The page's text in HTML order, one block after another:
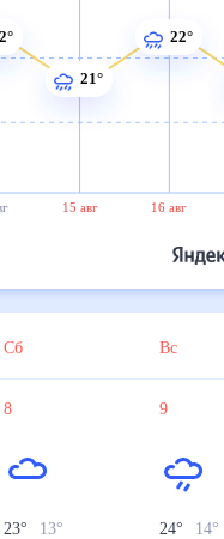
15 авг 16 авг
21°
22°
Сб Вс
8
23° 13°
9
24° 14°